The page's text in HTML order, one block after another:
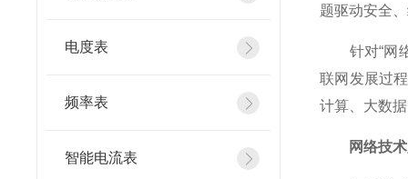
电度表
频率表
智能电流表
题驱动安全
针对“网络
联网发展过
计算、大数
网络技术